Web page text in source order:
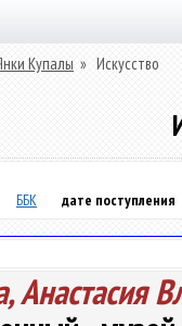
Купалы » Искусство
ББК дате поступления
Анастасия